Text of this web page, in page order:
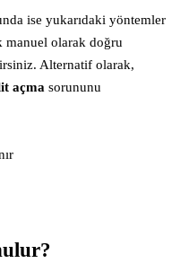
ise yukarıdaki yöntemler
manuel olarak doğru
Alternatif olarak,
açma sorununu